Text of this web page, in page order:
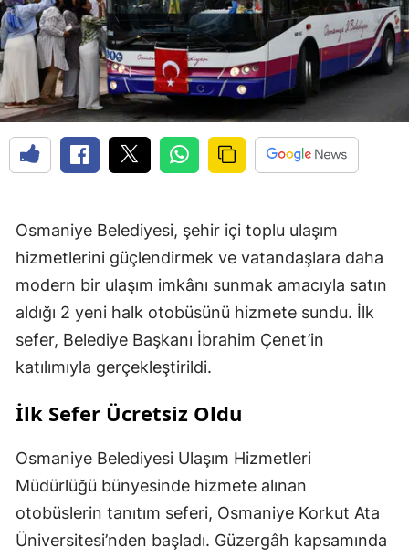
Osmaniye Belediyesi, şehir içi toplu ulaşım
hizmetlerini güçlendirmek ve vatandaşlara daha
modern bir ulaşım imkânı sunmak amacıyla satın
aldığı 2 yeni halk otobüsünü hizmete sundu. İlk
sefer, Belediye Başkanı İbrahim Çenet’in
katılımıyla gerçekleştirildi.
İlk Sefer Ücretsiz Oldu
Osmaniye Belediyesi Ulaşım Hizmetleri
Müdürlüğü bünyesinde hizmete alınan
otobüslerin tanıtım seferi, Osmaniye Korkut Ata
Üniversitesi’nden başladı. Güzergâh kapsamında